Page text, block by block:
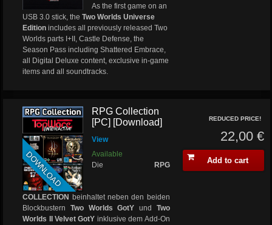
As the first game on an
USB 3.0 stick, theTwo Worlds Universe
Edition includes all previously released Two
Worlds parts I+II, Castle Defense, the
Season Pass including Shattered Embrace,
all Digital Deluxe content, exclusive in-game
items and all soundtracks.
DOWNLOAD
RPG Collection
[PC] [Download]
View
Available
Die
RPG
COLLECTION beinhaltet neben den beiden
BlockbusternTwo Worlds GotY und Two
Worlds II Velvet GotY inklusive dem Add-On
REDUCED PRICE!
22,00 €
Add to cart